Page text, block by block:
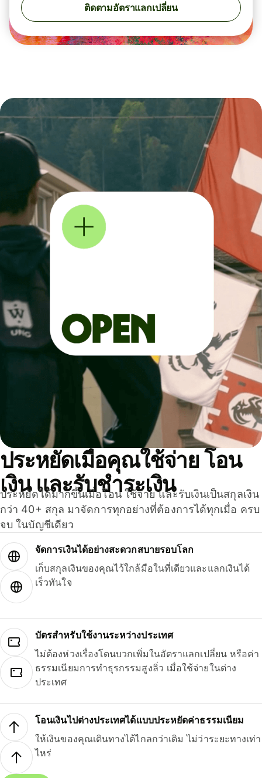
ติดตามอัตราแลกเปลี่ยน
ประหยัดเมื่อคุณใช้จ่าย โอน
เงิน และรับชำระเงิน
ประหยัดได้มากขึ้นเมื่อโอน ใช้จ่าย และรับเงินเป็นสกุลเงิน
กว่า 40+ สกุล มาจัดการทุกอย่างที่ต้องการได้ทุกเมื่อ ครบ
จบ ในบัญชีเดียว
จัดการเงินได้อย่างสะดวกสบายรอบโลก
เก็บสกุลเงินของคุณไว้ใกล้มือในที่เดียวและแลกเงินได้
เร็วทันใจ
บัตรสำหรับใช้งานระหว่างประเทศ
ไม่ต้องห่วงเรื่องโดนบวกเพิ่มในอัตราแลกเปลี่ยน หรือค่า
ธรรมเนียมการทำธุรกรรมสูงลิ่ว เมื่อใช้จ่ายในต่าง
ประเทศ
โอนเงินไปต่างประเทศได้แบบประหยัดค่าธรรมเนียม
ให้เงินของคุณเดินทางได้ไกลกว่าเดิม ไม่ว่าระยะทางเท่า
ไหร่